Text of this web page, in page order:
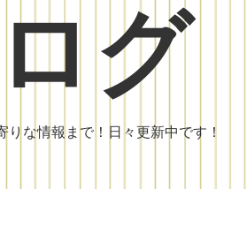
グ
りな情報まで！日々更新中です！